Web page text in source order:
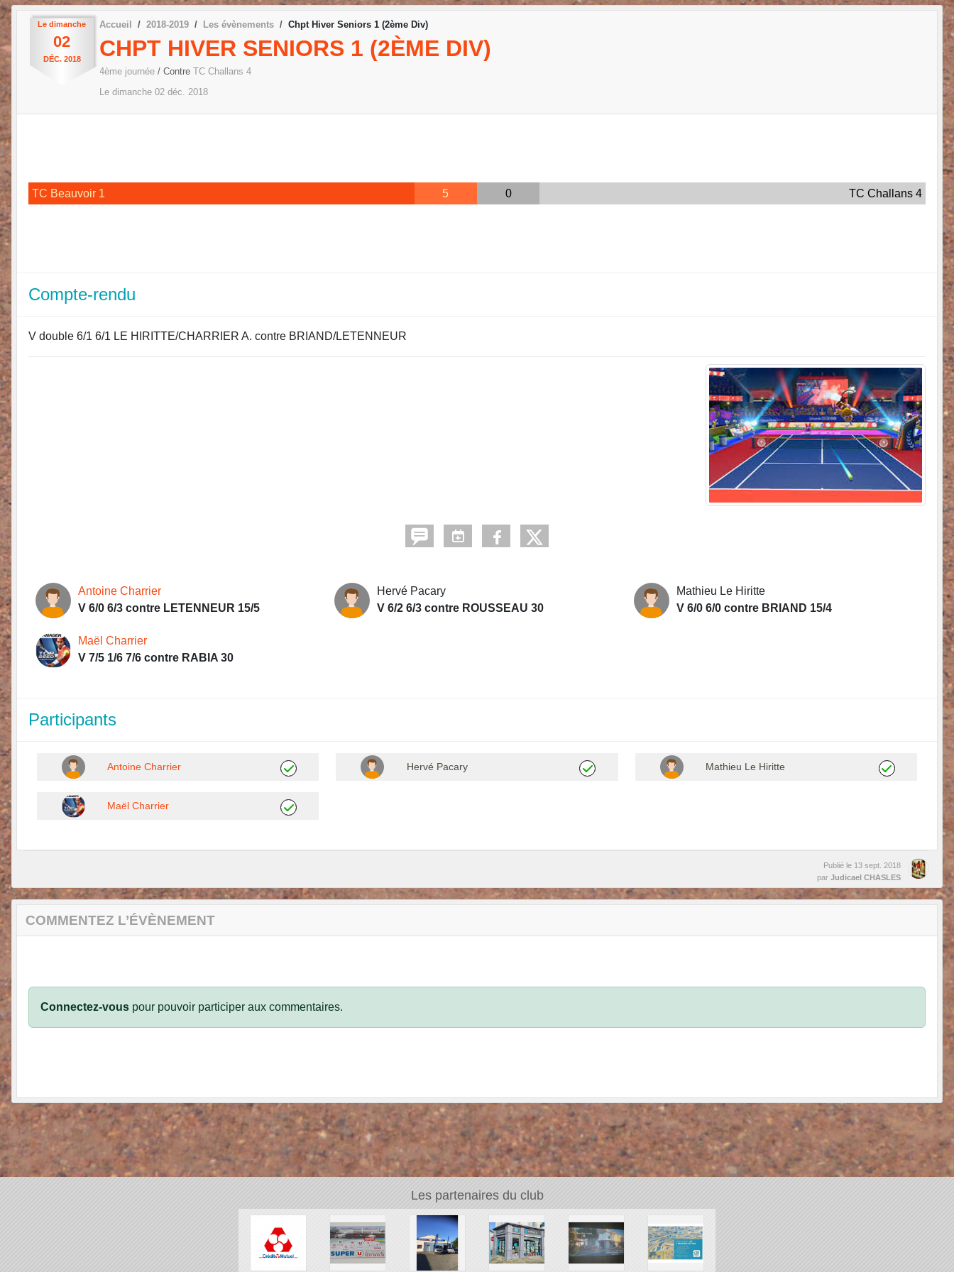
Le dimanche
02
DÉC. 2018
Accueil 2018-2019 Les évènements Chpt Hiver Seniors 1 (2ème Div)
CHPT HIVER SENIORS 1 (2ÈME DIV)
4ème journée / Contre TC Challans 4
Le dimanche 02 déc. 2018
TC Beauvoir 1 5 0 TC Challans 4
Compte-rendu
V double 6/1 6/1 LE HIRITTE/CHARRIER A. contre BRIAND/LETENNEUR
Antoine Charrier
V 6/0 6/3 contre LETENNEUR 15/5
Hervé Pacary
V 6/2 6/3 contre ROUSSEAU 30
Mathieu Le Hiritte
V 6/0 6/0 contre BRIAND 15/4
Maël Charrier
V 7/5 1/6 7/6 contre RABIA 30
Participants
Antoine Charrier Hervé Pacary Mathieu Le Hiritte
Maël Charrier
Publié le 13 sept. 2018
par Judicael CHASLES
COMMENTEZ L’ÉVÈNEMENT
Connectez-vous pour pouvoir participer aux commentaires.
Les partenaires du club